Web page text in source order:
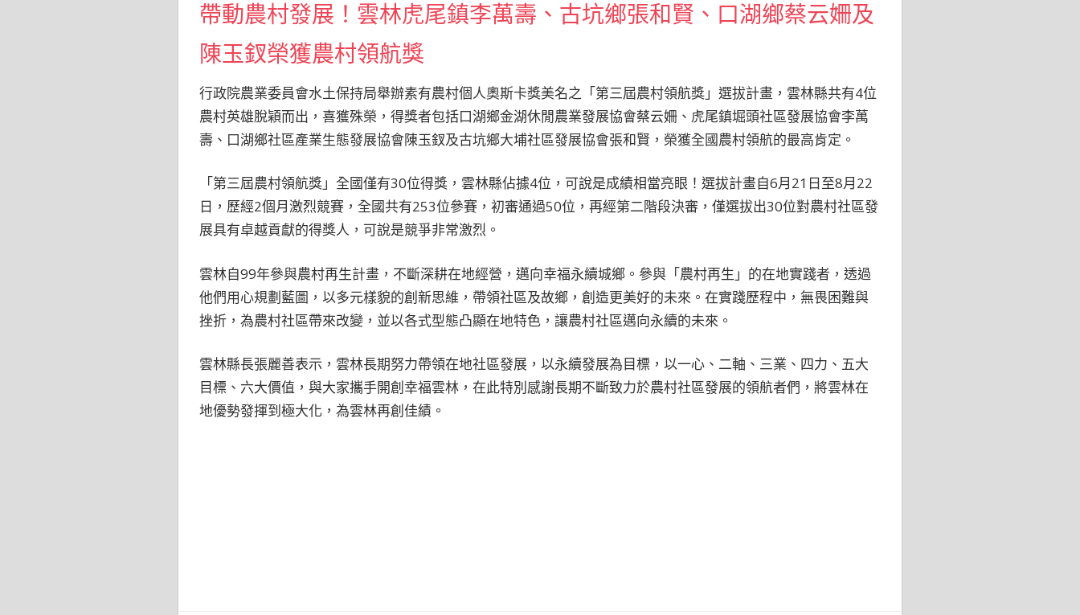
帶動農村發展！雲林虎尾鎮李萬壽、古坑鄉張和賢、口湖鄉蔡云姍及
陳玉釵榮獲農村領航獎
行政院農業委員會水土保持局舉辦素有農村個人奧斯卡獎美名之「第三屆農村領航獎」選拔計畫，雲林縣共有4位
農村英雄脫穎而出，喜獲殊榮，得獎者包括口湖鄉金湖休閒農業發展協會蔡云姍、虎尾鎮堀頭社區發展協會李萬
壽、口湖鄉社區產業生態發展協會陳玉釵及古坑鄉大埔社區發展協會張和賢，榮獲全國農村領航的最高肯定。
「第三屆農村領航獎」全國僅有30位得獎，雲林縣佔據4位，可說是成績相當亮眼！選拔計畫自6月21日至8月22
日，歷經2個月激烈競賽，全國共有253位參賽，初審通過50位，再經第二階段決審，僅選拔出30位對農村社區發
展具有卓越貢獻的得獎人，可說是競爭非常激烈。
雲林自99年參與農村再生計畫，不斷深耕在地經營，邁向幸福永續城鄉。參與「農村再生」的在地實踐者，透過
他們用心規劃藍圖，以多元樣貌的創新思維，帶領社區及故鄉，創造更美好的未來。在實踐歷程中，無畏困難與
挫折，為農村社區帶來改變，並以各式型態凸顯在地特色，讓農村社區邁向永續的未來。
雲林縣長張麗善表示，雲林長期努力帶領在地社區發展，以永續發展為目標，以一心、二軸、三業、四力、五大
目標、六大價值，與大家攜手開創幸福雲林，在此特別感謝長期不斷致力於農村社區發展的領航者們，將雲林在
地優勢發揮到極大化，為雲林再創佳績。